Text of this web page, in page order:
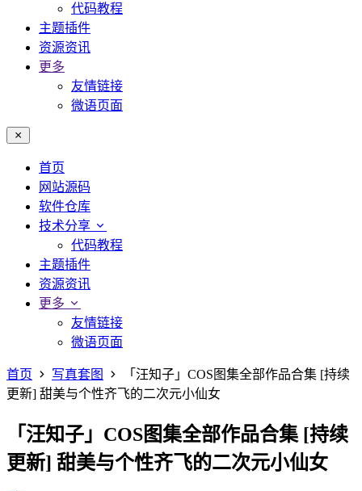
代码教程
主题插件
资源资讯
更多
友情链接
微语页面
首页
网站源码
软件仓库
技术分享
代码教程
主题插件
资源资讯
更多
友情链接
微语页面
首页 写真套图
「汪知子」COS图集全部作品合集 [持续
更新] 甜美与个性齐飞的二次元小仙女
「汪知子」COS图集全部作品合集 [持续
更新] 甜美与个性齐飞的二次元小仙女